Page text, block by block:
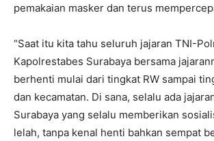
pemakaian masker dan terus
“Saat itu kita tahu seluruh jajaran TNI-
Kapolrestabes Surabaya bersama
berhenti mulai dari tingkat RW sampai
dan kecamatan. Di sana, selalu ada
Surabaya yang selalu memberikan
lelah, tanpa kenal henti bahkan sempat